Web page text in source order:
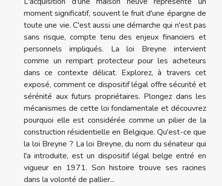
moment significatif, souvent le fruit d'une épargne de
toute une vie. C'est aussi une démarche qui n'est pas
sans risque, compte tenu des enjeux financiers et
personnels impliqués. La loi Breyne intervient
comme un rempart protecteur pour les acheteurs
dans ce contexte délicat. Explorez, à travers cet
exposé, comment ce dispositif légal offre sécurité et
sérénité aux futurs propriétaires. Plongez dans les
mécanismes de cette loi fondamentale et découvrez
pourquoi elle est considérée comme un pilier de la
construction résidentielle en Belgique. Qu'est-ce que
la loi Breyne ? La loi Breyne, du nom du sénateur qui
l'a introduite, est un dispositif légal belge entré en
vigueur en 1971. Son histoire trouve ses racines
dans la volonté de pallier...